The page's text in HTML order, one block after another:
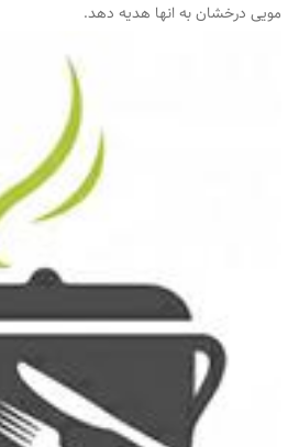
مویی درخشان به انها هدیه دهد.